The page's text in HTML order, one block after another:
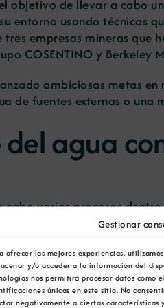
Gestionar
ofrecer las mejores experiencias,
y/o acceder a la información del
nos permitirá procesar datos como
únicas en este sitio. No
negativamente a ciertas características
objetivo de llevar a cabo
entorno usando técnicas
empresas mineras
COSENTINO y Berkeley
ambiciosas metas
de fuentes externas o
agua
varios procesos
y de la huella del agua
maximizar la
el consumo de agua de la